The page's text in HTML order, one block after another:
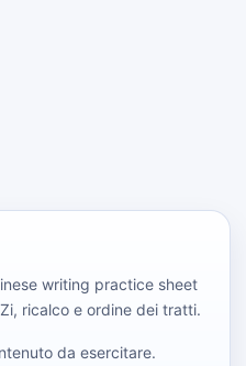
writing practice sheet
ricalco e ordine dei tratti.
da esercitare.